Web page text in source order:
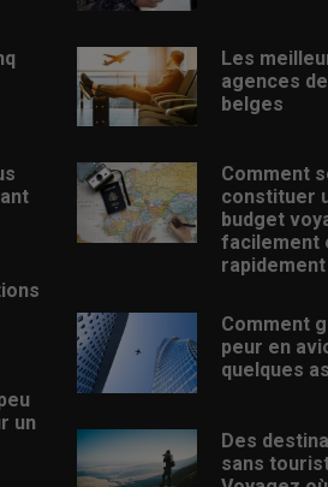
un
Les
agences
belges
Comment
constituer
budget
facilement
Comment
peur en
quelques
Des
sans